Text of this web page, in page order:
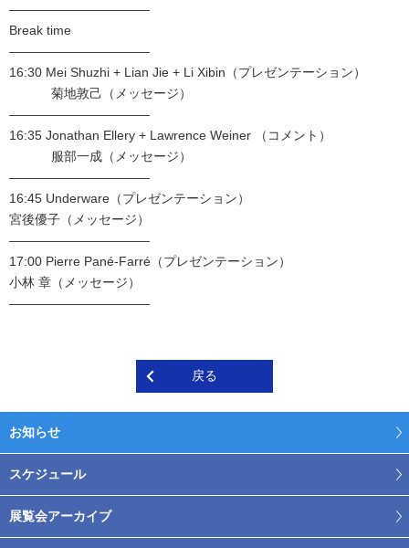
———————————
Break time
———————————
16:30 Mei Shuzhi + Lian Jie + Li Xibin（プレゼンテーション）
菊地敦己（メッセージ）
———————————
16:35 Jonathan Ellery + Lawrence Weiner （コメント）
服部一成（メッセージ）
———————————
16:45 Underware（プレゼンテーション）
宮後優子（メッセージ）
———————————
17:00 Pierre Pané-Farré（プレゼンテーション）
小林 章（メッセージ）
———————————
戻る
お知らせ
スケジュール
展覧会アーカイブ